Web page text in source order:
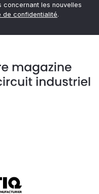
concernant les nouvelles
de confidentialité.